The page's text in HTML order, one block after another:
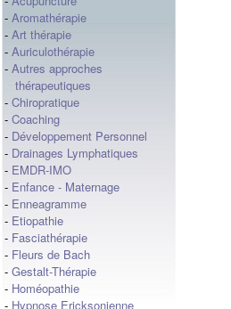
- Aromathérapie
- Art thérapie
- Auriculothérapie
- Autres approches
thérapeutiques
- Chiropratique
- Coaching
- Développement Personnel
- Drainages Lymphatiques
- EMDR-IMO
- Enfance - Maternage
- Enneagramme
- Etiopathie
- Fasciathérapie
- Fleurs de Bach
- Gestalt-Thérapie
- Homéopathie
- Hypnose Ericksonienne